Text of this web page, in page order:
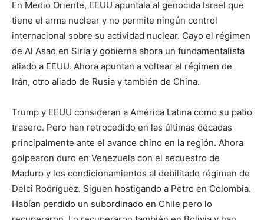
En Medio Oriente, EEUU apuntala al genocida Israel que
tiene el arma nuclear y no permite ningún control
internacional sobre su actividad nuclear. Cayo el régimen
de Al Asad en Siria y gobierna ahora un fundamentalista
aliado a EEUU. Ahora apuntan a voltear al régimen de
Irán, otro aliado de Rusia y también de China.
Trump y EEUU consideran a América Latina como su patio
trasero. Pero han retrocedido en las últimas décadas
principalmente ante el avance chino en la región. Ahora
golpearon duro en Venezuela con el secuestro de
Maduro y los condicionamientos al debilitado régimen de
Delci Rodríguez. Siguen hostigando a Petro en Colombia.
Habían perdido un subordinado en Chile pero lo